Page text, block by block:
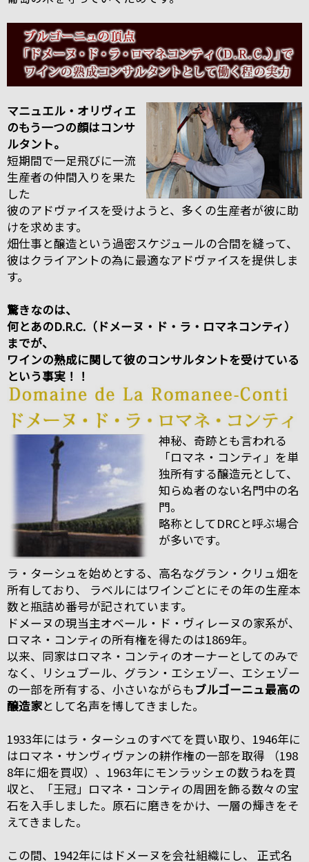
マニュエル・オリヴィエ
のもう一つの顔はコンサ
ルタント。
短期間で一足飛びに一流
生産者の仲間入りを果た
した
彼のアドヴァイスを受けようと、多くの生産者が彼に助
けを求めます。
畑仕事と醸造という過密スケジュールの合間を縫って、
彼はクライアントの為に最適なアドヴァイスを提供しま
す。
驚きなのは、
何とあのD.R.C.（ドメーヌ・ド・ラ・ロマネコンティ）
までが、
ワインの熟成に関して彼のコンサルタントを受けている
という事実！！
神秘、奇跡とも言われる
「ロマネ・コンティ」を単
独所有する醸造元として、
知らぬ者のない名門中の名
門。
略称としてDRCと呼ぶ場合
が多いです。
ラ・ターシュを始めとする、高名なグラン・クリュ畑を
所有しており、 ラベルにはワインごとにその年の生産本
数と瓶詰め番号が記されています。
ドメーヌの現当主オベール・ド・ヴィレーヌの家系が、
ロマネ・コンティの所有権を得たのは1869年。
以来、同家はロマネ・コンティのオーナーとしてのみで
なく、リシュブール、グラン・エシェゾー、エシェゾー
の一部を所有する、小さいながらもブルゴーニュ最高の
醸造家として名声を博してきました。
1933年にはラ・ターシュのすべてを買い取り、1946年に
はロマネ・サンヴィヴァンの耕作権の一部を取得 （198
8年に畑を買収）、1963年にモンラッシェの数うねを買
収と、「王冠」ロマネ・コンティの周囲を飾る数々の宝
石を入手しました。原石に磨きをかけ、一層の輝きをそ
えてきました。
この間、1942年にはドメーヌを会社組織にし、 正式名